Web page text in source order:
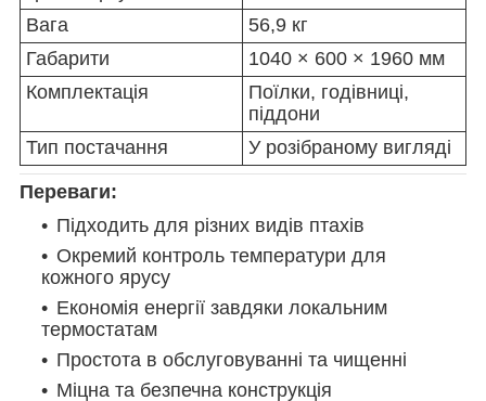
Вага
56,9 кг
Габарити
1040 × 600 × 1960 мм
Комплектація
Поїлки, годівниці,
піддони
Тип постачання
У розібраному вигляді
Переваги:
Підходить для різних видів птахів
Окремий контроль температури для
кожного ярусу
Економія енергії завдяки локальним
термостатам
Простота в обслуговуванні та чищенні
Міцна та безпечна конструкція